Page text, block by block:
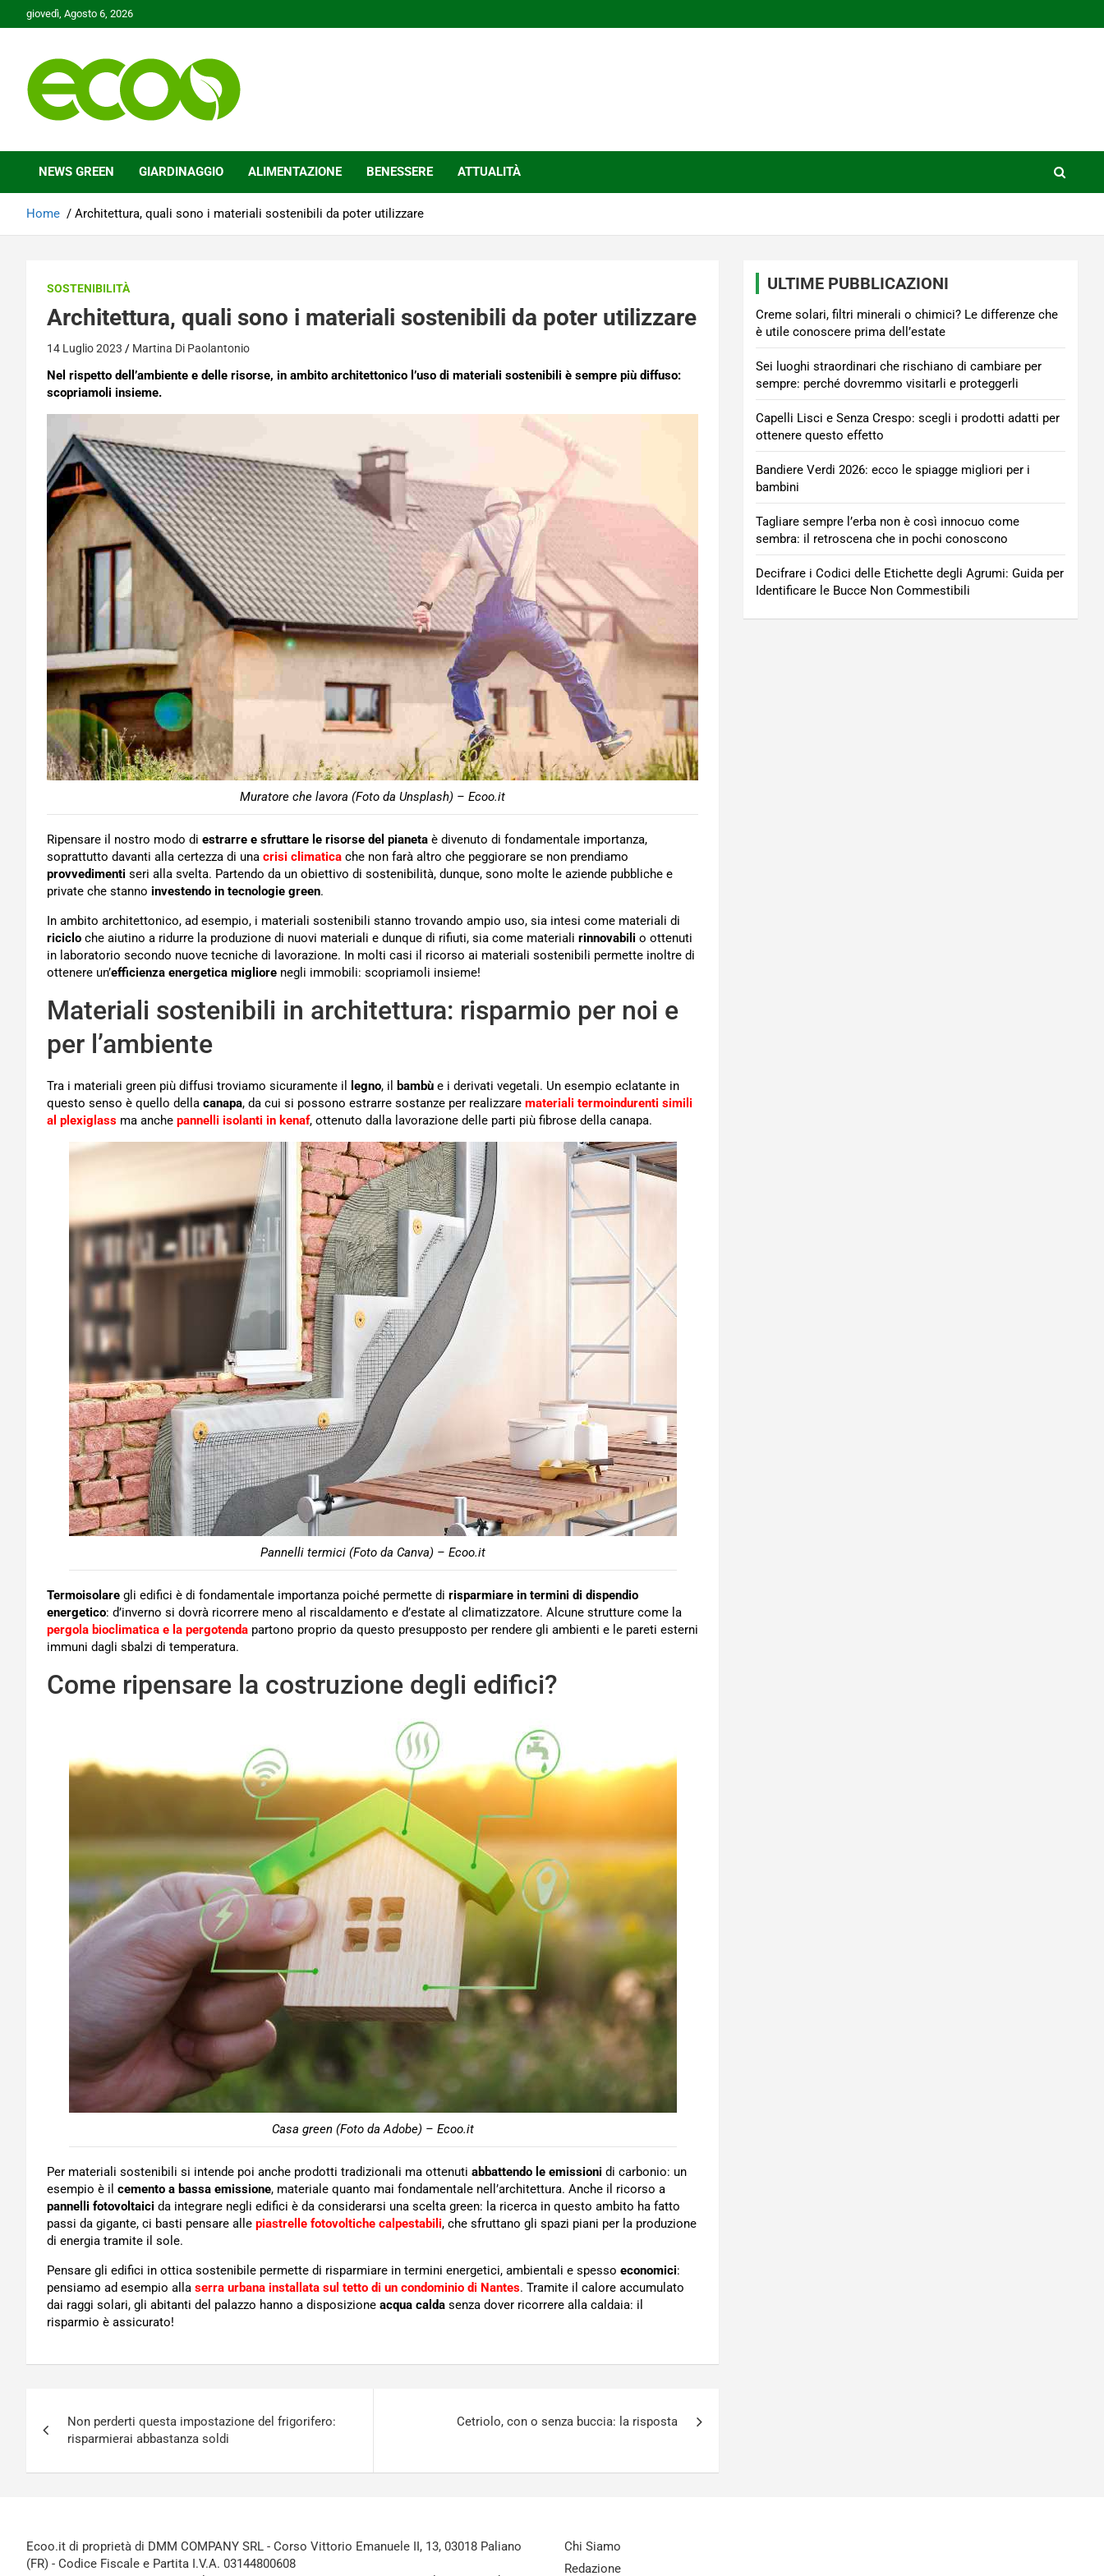
to
giovedì, Agosto 6, 2026
Ecoo.it
NEWS GREEN GIARDINAGGIO ALIMENTAZIONE BENESSERE ATTUALITÀ
Home Architettura, quali sono i materiali sostenibili da poter utilizzare
SOSTENIBILITÀ
Architettura, quali sono i materiali sostenibili da poter utilizzare
14 Luglio 2023 Martina Di Paolantonio
Nel rispetto dell’ambiente e delle risorse, in ambito architettonico l’uso di materiali sostenibili è sempre più diffuso:
scopriamoli insieme.
Muratore che lavora (Foto da Unsplash) – Ecoo.it
Ripensare il nostro modo di estrarre e sfruttare le risorse del pianeta è divenuto di fondamentale importanza,
soprattutto davanti alla certezza di una crisi climatica che non farà altro che peggiorare se non prendiamo
provvedimenti seri alla svelta. Partendo da un obiettivo di sostenibilità, dunque, sono molte le aziende pubbliche e
private che stanno investendo in tecnologie green.
In ambito architettonico, ad esempio, i materiali sostenibili stanno trovando ampio uso, sia intesi come materiali di
riciclo che aiutino a ridurre la produzione di nuovi materiali e dunque di rifiuti, sia come materiali rinnovabili o ottenuti
in laboratorio secondo nuove tecniche di lavorazione. In molti casi il ricorso ai materiali sostenibili permette inoltre di
ottenere un’efficienza energetica migliore negli immobili: scopriamoli insieme!
Materiali sostenibili in architettura: risparmio per noi e
per l’ambiente
Tra i materiali green più diffusi troviamo sicuramente il legno, il bambù e i derivati vegetali. Un esempio eclatante in
questo senso è quello della canapa, da cui si possono estrarre sostanze per realizzare materiali termoindurenti simili
al plexiglass ma anche pannelli isolanti in kenaf, ottenuto dalla lavorazione delle parti più fibrose della canapa.
Pannelli termici (Foto da Canva) – Ecoo.it
Termoisolare gli edifici è di fondamentale importanza poiché permette di risparmiare in termini di dispendio
energetico: d’inverno si dovrà ricorrere meno al riscaldamento e d’estate al climatizzatore. Alcune strutture come la
pergola bioclimatica e la pergotenda partono proprio da questo presupposto per rendere gli ambienti e le pareti esterni
immuni dagli sbalzi di temperatura.
Come ripensare la costruzione degli edifici?
Casa green (Foto da Adobe) – Ecoo.it
Per materiali sostenibili si intende poi anche prodotti tradizionali ma ottenuti abbattendo le emissioni di carbonio: un
esempio è il cemento a bassa emissione, materiale quanto mai fondamentale nell’architettura. Anche il ricorso a
pannelli fotovoltaici da integrare negli edifici è da considerarsi una scelta green: la ricerca in questo ambito ha fatto
passi da gigante, ci basti pensare alle piastrelle fotovoltiche calpestabili, che sfruttano gli spazi piani per la produzione
di energia tramite il sole.
Pensare gli edifici in ottica sostenibile permette di risparmiare in termini energetici, ambientali e spesso economici:
pensiamo ad esempio alla serra urbana installata sul tetto di un condominio di Nantes. Tramite il calore accumulato
dai raggi solari, gli abitanti del palazzo hanno a disposizione acqua calda senza dover ricorrere alla caldaia: il
risparmio è assicurato!
articoli
Non perderti questa impostazione del frigorifero:
risparmierai abbastanza soldi
Cetriolo, con o senza buccia: la risposta
ULTIME PUBBLICAZIONI
Creme solari, filtri minerali o chimici? Le differenze che
è utile conoscere prima dell’estate
Sei luoghi straordinari che rischiano di cambiare per
sempre: perché dovremmo visitarli e proteggerli
Capelli Lisci e Senza Crespo: scegli i prodotti adatti per
ottenere questo effetto
Bandiere Verdi 2026: ecco le spiagge migliori per i
bambini
Tagliare sempre l’erba non è così innocuo come
sembra: il retroscena che in pochi conoscono
Decifrare i Codici delle Etichette degli Agrumi: Guida per
Identificare le Bucce Non Commestibili
Ecoo.it di proprietà di DMM COMPANY SRL - Corso Vittorio Emanuele II, 13, 03018 Paliano
(FR) - Codice Fiscale e Partita I.V.A. 03144800608
Chi Siamo
Redazione